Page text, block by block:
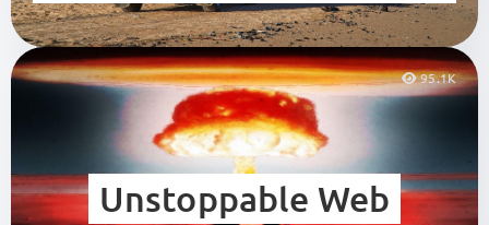
95.1K
Unstoppable Web